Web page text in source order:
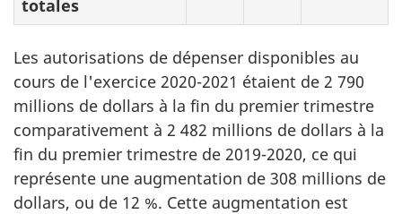
totales
Les autorisations de dépenser disponibles au
cours de l'exercice 2020-2021 étaient de 2 790
millions de dollars à la fin du premier trimestre
comparativement à 2 482 millions de dollars à la
fin du premier trimestre de 2019-2020, ce qui
représente une augmentation de 308 millions de
dollars, ou de 12 %. Cette augmentation est